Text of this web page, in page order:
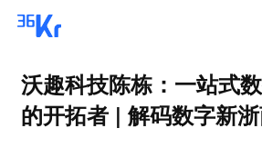
沃趣科技陈栋：一站式
的开拓者 | 解码数字新